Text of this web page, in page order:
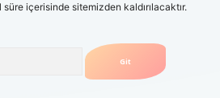
içerisinde sitemizden kaldırılacaktır.